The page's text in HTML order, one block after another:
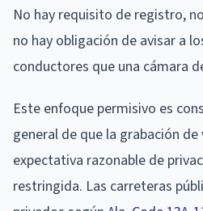
No hay requisito de registro,
no hay obligación de avisar a
conductores que una cámara
Este enfoque permisivo es
general de que la grabación de
expectativa razonable de
restringida. Las carreteras